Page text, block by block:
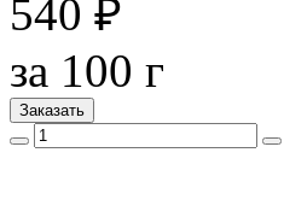
540 ₽
за 100 г
Заказать